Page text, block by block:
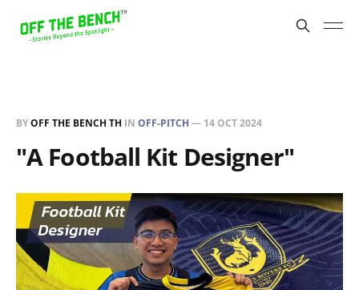
BYOFF THE BENCH TH IN OFF-PITCH — 14 OCT 2024
"A Football Kit Designer"